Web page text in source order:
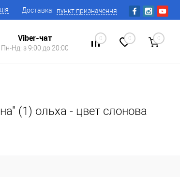
Доставка: пункт призначення
Viber-чат
Пн-Нд: з 9:00 до 20:00
0 0 0
(1) ольха - цвет слонова